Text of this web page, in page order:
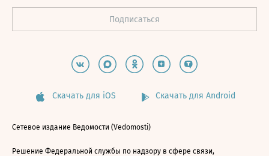
Скачать для iOS Скачать для Android
Сетевое издание Ведомости (Vedomosti)
Решение Федеральной службы по надзору в сфере связи,